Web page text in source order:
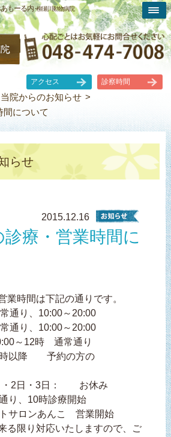
もーる内 -柳瀬川動物病院
アクセス 診察時間
当院からのお知らせ
間について
らせ
2015.12.16
療・営業時間に
業時間は下記の通りです。
り、10:00～20:00
り、10:00～20:00
～12時 通常通り
予約の方の
・2日・3日： お休み
、10時診療開始
ロンあんこ 営業開始
る限り対応いたしますので、ご